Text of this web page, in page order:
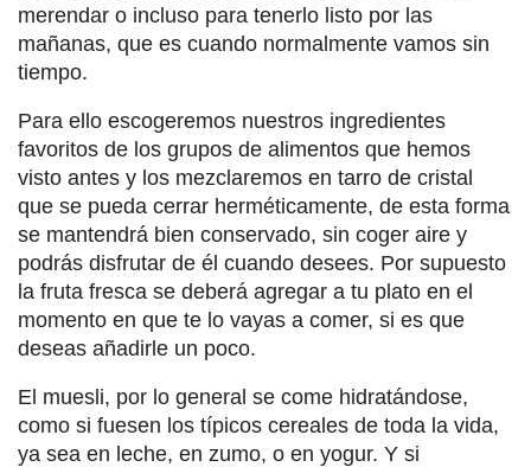
merendar o incluso para tenerlo listo por las
mañanas, que es cuando normalmente vamos sin
tiempo.
Para ello escogeremos nuestros ingredientes
favoritos de los grupos de alimentos que hemos
visto antes y los mezclaremos en tarro de cristal
que se pueda cerrar herméticamente, de esta forma
se mantendrá bien conservado, sin coger aire y
podrás disfrutar de él cuando desees. Por supuesto
la fruta fresca se deberá agregar a tu plato en el
momento en que te lo vayas a comer, si es que
deseas añadirle un poco.
El muesli, por lo general se come hidratándose,
como si fuesen los típicos cereales de toda la vida,
ya sea en leche, en zumo, o en yogur. Y si